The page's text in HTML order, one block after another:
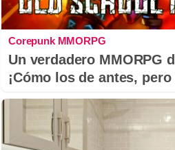
Corepunk MMORPG
Un verdadero MMORPG
¡Cómo los de antes,